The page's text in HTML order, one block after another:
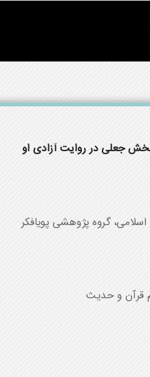
بخش جعلی در روایت آزادی او
گروه پژوهشی پویافکر
قرآن و حدیث